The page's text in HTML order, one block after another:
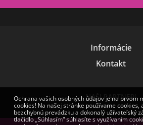
Informácie
Kontakt
NAŠI PARTNERI
Ochrana vašich osobných údajov je na prvom
cookies! Na našej stránke používame cookies,
bezchybnú prevádzku a dokonalý užívateľský
tlačidlo „Súhlasím“ súhlasíte s využívaním